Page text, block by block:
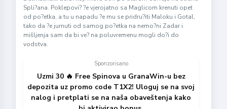
Spli?ana. Poklepovi? ?e vjerojatno sa Maglicom krenuti opet
od po?etka, a tu u napadu ?e mu se pridru?iti Maloku i Gotal,
tako da ?e jurnuti od samog po?etka na nemo?ni Zadar i
mišljenja sam da bi ve? na poluvremenu mogli do?i do
vodstva.
Sponzorisano
Uzmi 30 🔥 Free Spinova u GranaWin-u bez
depozita uz promo code T1X2! Uloguj se na svoj
nalog i pretplati se na naša obaveštenja kako